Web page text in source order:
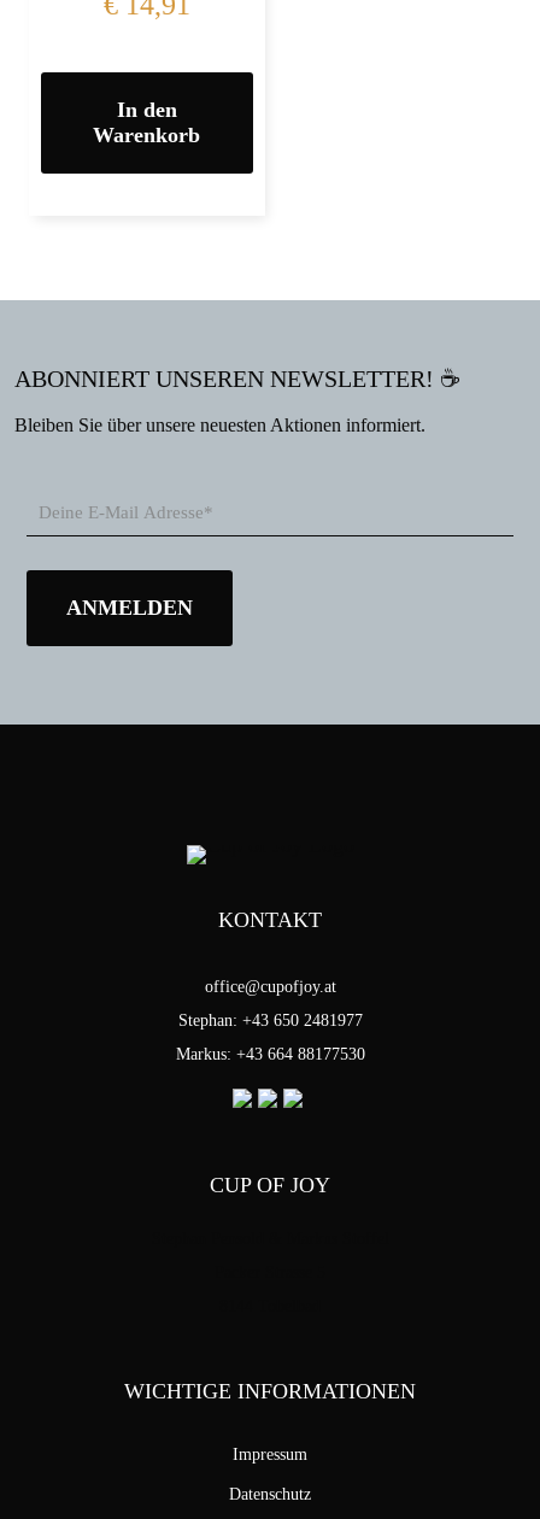
In den
Warenkorb
ABONNIERT UNSEREN NEWSLETTER! ☕
Bleiben Sie über unsere neuesten Aktionen informiert.
KONTAKT
office@cupofjoy.at
Stephan: +43 650 2481977
Markus: +43 664 88177530
CUP OF JOY
WICHTIGE INFORMATIONEN
Impressum
Datenschutz